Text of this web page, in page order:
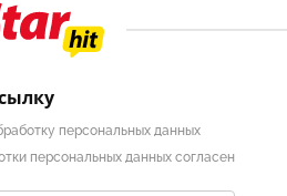
персональных данных
персональных данных согласен